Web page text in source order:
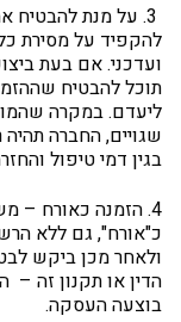
3. על מנת להבטיח
להקפיד על מסירת
ועדכני. אם בעת
תוכל להבטיח
ליעדם. במקרה
שגויים, החברה
בגין דמי טיפול
4. הזמנה כאורח –
כ"אורח", גם ללא
ולאחר מכן ביקש
הדין או תקנון זה –
בוצעה העסקה.